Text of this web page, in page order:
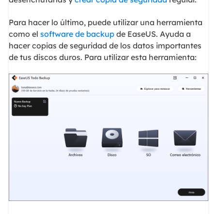
Para hacer lo último, puede utilizar una herramienta
como el software de backupde EaseUS. Ayuda a
hacer copias de seguridad de los datos importantes
de tus discos duros. Para utilizar esta herramienta: